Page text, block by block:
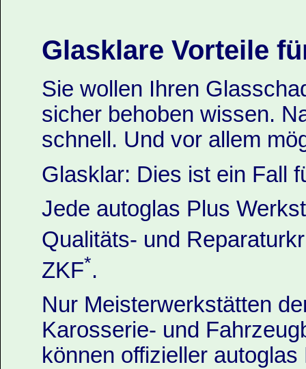
Glasklare Vorteile
Sie wollen Ihren
sicher behoben wissen.
schnell. Und vor allem
Glasklar: Dies ist ein Fall
Jede autoglas Plus
Qualitäts- und
ZKF*.
Nur Meisterwerkstätten
Karosserie- und
können offizieller